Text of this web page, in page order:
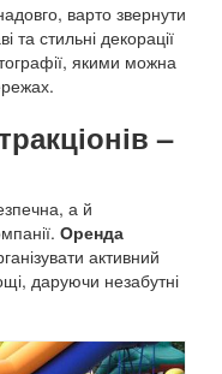
варто звернути
та стильні декорації
якими можна
–
а й
Оренда
активний
даруючи незабутні